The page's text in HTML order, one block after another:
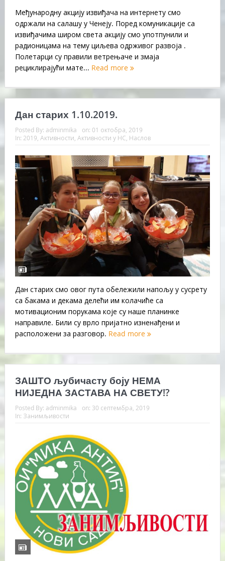
Међународну акцију извиђача на интернету смо
одржали на салашу у Ченеју. Поред комуникације са
извиђачима широм света акцију смо употпунили и
радионицама на тему циљева одрживог развоја .
Полетарци су правили ветрењаче и змаја
рециклирајући мате... Read more
Дан старих 1.10.2019.
Posted By: adminmika on: 01 октобра, 2019
In: 2019 Активности Активности у НС Наслов
Дан старих смо овог пута обележили напољу у сусрету
са бакама и декама делећи им колачиће са
мотивационим порукама које су наше планинке
направиле. Били су врло пријатно изненађени и
расположени за разговор. Read more
ЗАШТО љубичасту боју НЕМА
НИЈЕДНА ЗАСТАВА НА СВЕТУ!?
Posted By: adminmika on: 30 септембра, 2019
In: Занимљивости